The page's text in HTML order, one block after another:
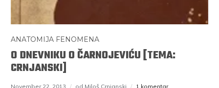
ANATOMIJA FENOMENA
O DNEVNIKU O ČARNOJEVIĆU [TEMA:
CRNJANSKI]
November 22, 2013 od Miloš Crnjanski 1 komentar